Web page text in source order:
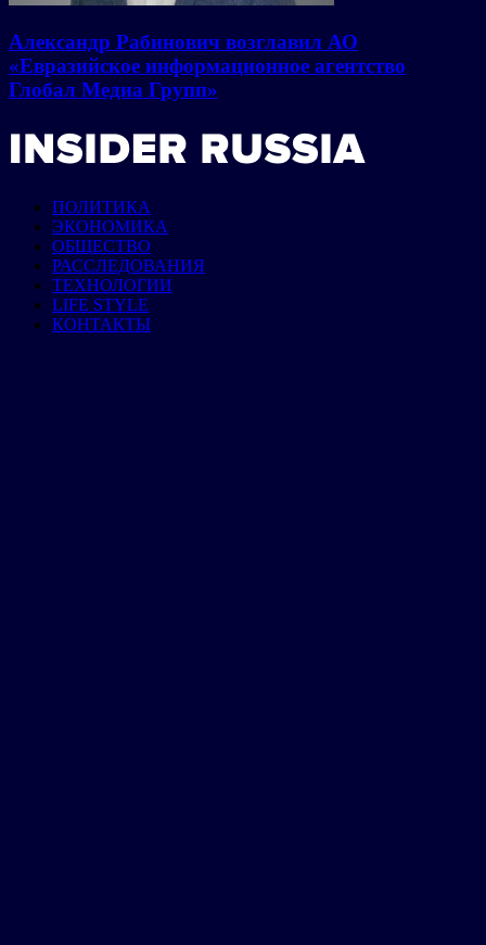
Александр Рабинович возглавил АО
«Евразийское информационное агентство
Глобал Медиа Групп»
ПОЛИТИКА
ЭКОНОМИКА
ОБЩЕСТВО
РАССЛЕДОВАНИЯ
ТЕХНОЛОГИИ
LIFE STYLE
КОНТАКТЫ